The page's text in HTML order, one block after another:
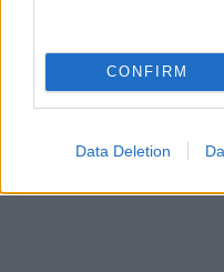
CONFIRM
Data Deletion